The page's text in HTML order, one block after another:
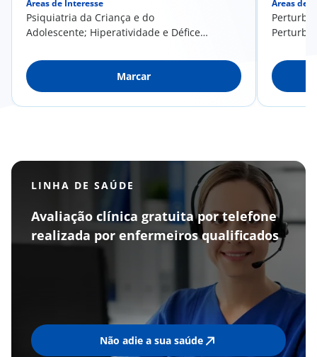
Áreas de Interesse
​​​Psiquiatria da Criança e do
Adolescente; Hiperatividade e Défice
Aprendizagem, do Humor e da
Ansiedade; Alterações do
Comportamento; Anorexia; Bulimia;
Perturbações do Espectro do Autismo
Marcar
Áreas de
LINHA DE SAÚDE
Não adie a sua saúde
Avaliação clínica gratuita por telefone
realizada por enfermeiros qualificados